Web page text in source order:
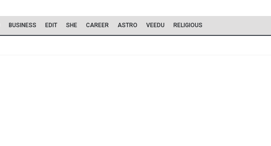
BUSINESS EDIT SHE CAREER ASTRO VEEDU RELIGIOUS